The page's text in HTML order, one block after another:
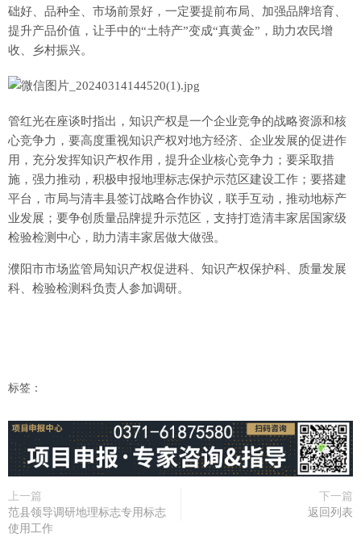
础好、品种全、市场前景好，一定要提前布局、加强品牌培育、
提升产品价值，让手中的“土特产”变成“真黄金”，助力农民增
收、乡村振兴。
管红光在座谈时指出，知识产权是一个企业竞争的战略资源和核
心竞争力，要高度重视知识产权对地方经济、企业发展的促进作
用，充分发挥知识产权作用，提升企业核心竞争力；要采取措
施，强力推动，积极申报地理标志保护示范区建设工作；要搭建
平台，市局与清丰县签订战略合作协议，联手互动，推动地标产
业发展；要争创质量品牌提升示范区，支持打造清丰家居国家级
检验检测中心，助力清丰家居做大做强。
濮阳市市场监管局知识产权促进科、知识产权保护科、质量发展
科、检验检测科负责人参加调研。
标签：
上一篇
范县领导调研地理标志专用标志
使用工作
下一篇
返回列表